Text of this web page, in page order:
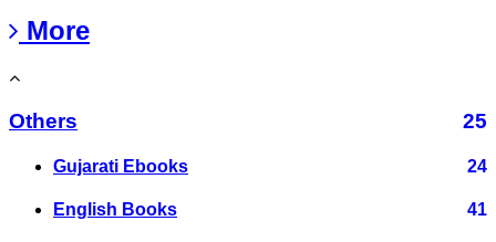
More
Others 25
Gujarati Ebooks 24
English Books 41